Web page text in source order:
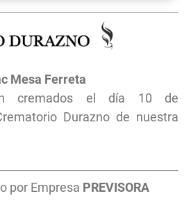
Mesa Ferreta
cremados el día 10 de
Durazno de nuestra
por Empresa PREVISORA